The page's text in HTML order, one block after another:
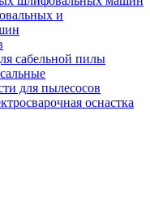
и
сабельной пилы
для пылесосов
оснастка